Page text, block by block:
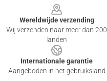
Wereldwijde verzending
Wij verzenden naar meer dan 200
landen
Internationale garantie
Aangeboden in het gebruiksland